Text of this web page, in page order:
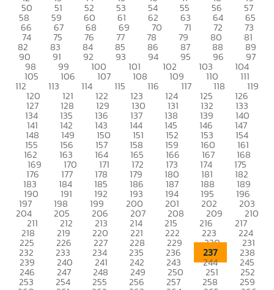
50 51 52 53 54 55 56 57
58 59 60 61 62 63 64 65
66 67 68 69 70 71 72 73
74 75 76 77 78 79 80 81
82 83 84 85 86 87 88 89
90 91 92 93 94 95 96 97
98 99 100 101 102 103 104
105 106 107 108 109 110 111
112 113 114 115 116 117 118 119
120 121 122 123 124 125 126
127 128 129 130 131 132 133
134 135 136 137 138 139 140
141 142 143 144 145 146 147
148 149 150 151 152 153 154
155 156 157 158 159 160 161
162 163 164 165 166 167 168
169 170 171 172 173 174 175
176 177 178 179 180 181 182
183 184 185 186 187 188 189
190 191 192 193 194 195 196
197 198 199 200 201 202 203
204 205 206 207 208 209 210
211 212 213 214 215 216 217
218 219 220 221 222 223 224
225 226 227 228 229 230 231
232 233 234 235 236 237 238
239 240 241 242 243 244 245
246 247 248 249 250 251 252
253 254 255 256 257 258 259